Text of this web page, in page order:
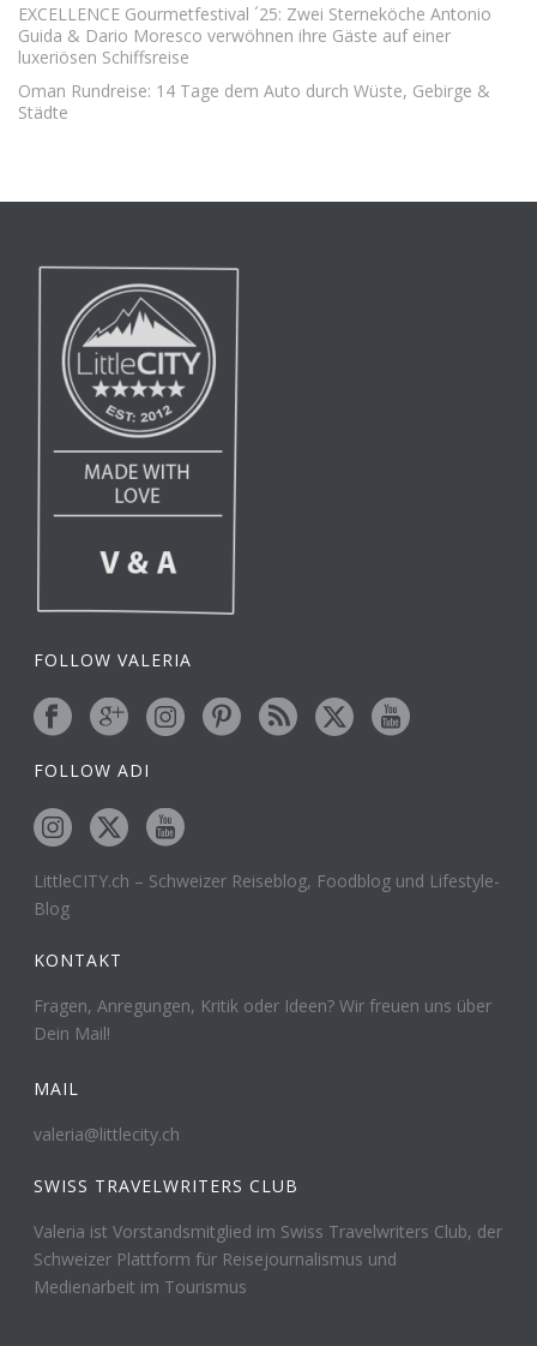
EXCELLENCE Gourmetfestival ´25: Zwei Sterneköche Antonio
Guida & Dario Moresco verwöhnen ihre Gäste auf einer
luxeriösen Schiffsreise
Oman Rundreise: 14 Tage dem Auto durch Wüste, Gebirge &
Städte
FOLLOW VALERIA
FOLLOW ADI
LittleCITY.ch – Schweizer Reiseblog, Foodblog und Lifestyle-
Blog
KONTAKT
Fragen, Anregungen, Kritik oder Ideen? Wir freuen uns über
Dein Mail!
MAIL
valeria@littlecity.ch
SWISS TRAVELWRITERS CLUB
Valeria ist Vorstandsmitglied im Swiss Travelwriters Club, der
Schweizer Plattform für Reisejournalismus und
Medienarbeit im Tourismus